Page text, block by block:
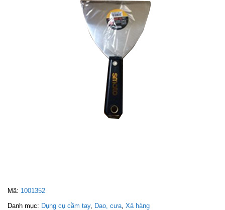
Mã: 1001352
Danh mục: Dụng cụ cầm tay, Dao, cưa, Xả hàng